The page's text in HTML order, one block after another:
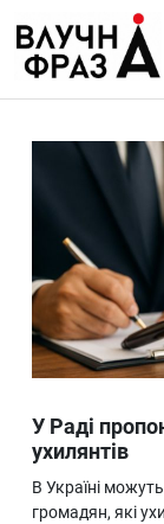
содержимому
Гроші
Життя
Лайфстайл
Людина
Ukraine
Про нас
У Раді
ухилянтів
В Україні
громадян, які